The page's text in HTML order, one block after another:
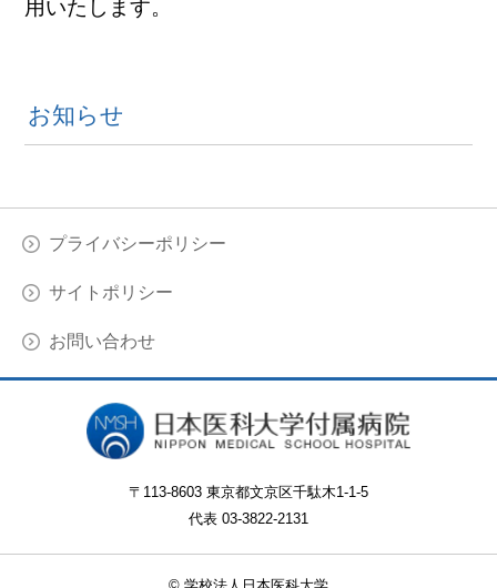
用いたします。
お知らせ
プライバシーポリシー
サイトポリシー
お問い合わせ
〒113-8603 東京都文京区千駄木1-1-5
代表 03-3822-2131